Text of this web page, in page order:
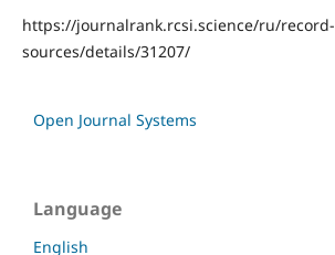
https://journalrank.rcsi.science/ru/record-
sources/details/31207/
Open Journal Systems
Language
English